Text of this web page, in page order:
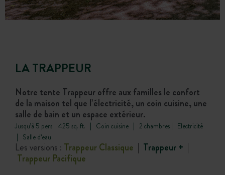
LA TRAPPEUR
Notre tente Trappeur offre aux familles le confort
de la maison tel que l’électricité, un coin cuisine, une
salle de bain et un espace extérieur.
Jusqu’à 5 pers. | 425 sq. ft. | Coin cuisine | 2 chambres | Electricité
| Salle d’eau
Les versions : Trappeur Classique | Trappeur + |
Trappeur Pacifique